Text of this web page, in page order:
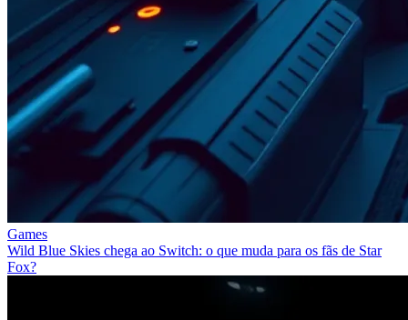
Games
Wild Blue Skies chega ao Switch: o que muda para os fãs de Star
Fox?